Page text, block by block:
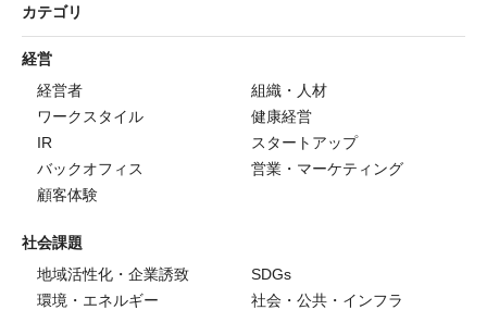
カテゴリ
経営
経営者
組織・人材
ワークスタイル
健康経営
IR
スタートアップ
バックオフィス
営業・マーケティング
顧客体験
社会課題
地域活性化・企業誘致
SDGs
環境・エネルギー
社会・公共・インフラ